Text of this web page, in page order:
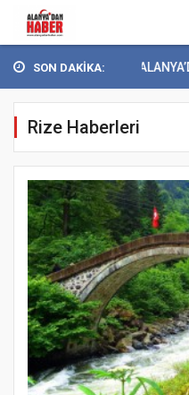
SON DAKİKA:YEŞİLAY
Rize Haberleri